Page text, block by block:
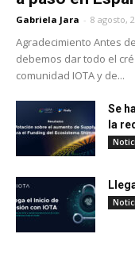
Gabriela Jara - 8 agosto,
Agradecimiento Antes
debemos dar todo el
comunidad IOTA y de...
Se
la